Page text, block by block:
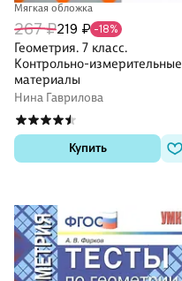
Мягкая обложка
267 ₽219 ₽ -18%
Геометрия. 7 класс.
Контрольно-измерительные
материалы
Нина Гаврилова
Купить